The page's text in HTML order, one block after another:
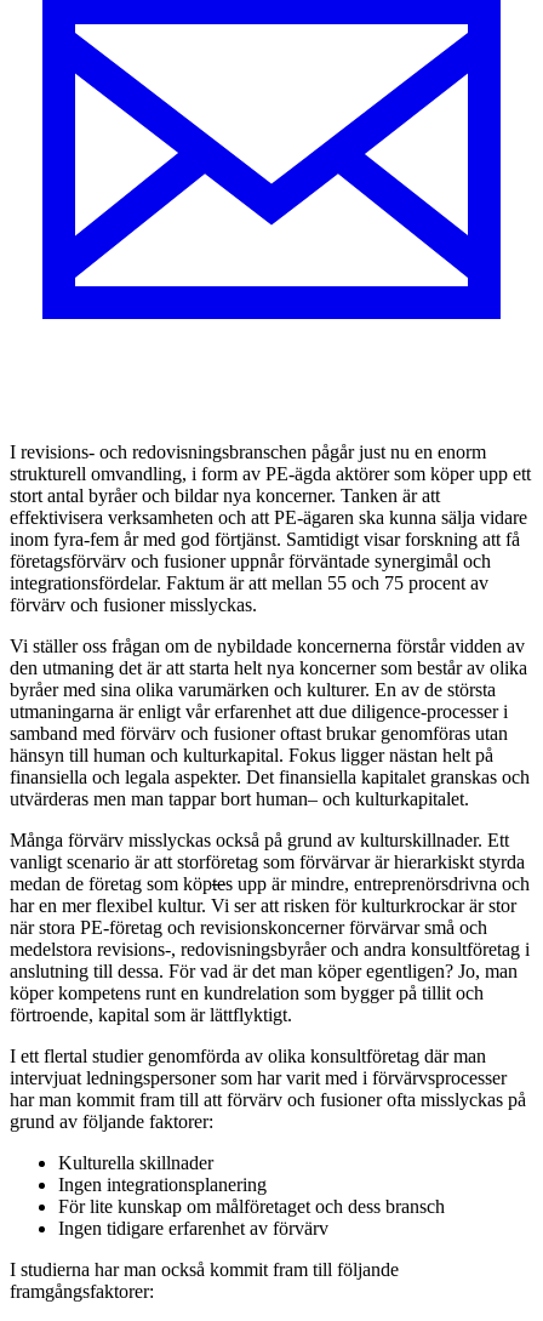
I revisions- och redovisningsbranschen pågår just nu en enorm
strukturell omvandling, i form av PE-ägda aktörer som köper upp ett
stort antal byråer och bildar nya koncerner. Tanken är att
effektivisera verksamheten och att PE-ägaren ska kunna sälja vidare
inom fyra-fem år med god förtjänst. Samtidigt visar forskning att få
företagsförvärv och fusioner uppnår förväntade synergimål och
integrationsfördelar. Faktum är att mellan 55 och 75 procent av
förvärv och fusioner misslyckas.
Vi ställer oss frågan om de nybildade koncernerna förstår vidden av
den utmaning det är att starta helt nya koncerner som består av olika
byråer med sina olika varumärken och kulturer. En av de största
utmaningarna är enligt vår erfarenhet att due diligence-processer i
samband med förvärv och fusioner oftast brukar genomföras utan
hänsyn till human och kulturkapital. Fokus ligger nästan helt på
finansiella och legala aspekter. Det finansiella kapitalet granskas och
utvärderas men man tappar bort human– och kulturkapitalet.
Många förvärv misslyckas också på grund av kulturskillnader. Ett
vanligt scenario är att storföretag som förvärvar är hierarkiskt styrda
medan de företag som köptes upp är mindre, entreprenörsdrivna och
har en mer flexibel kultur. Vi ser att risken för kulturkrockar är stor
när stora PE-företag och revisionskoncerner förvärvar små och
medelstora revisions-, redovisningsbyråer och andra konsultföretag i
anslutning till dessa. För vad är det man köper egentligen? Jo, man
köper kompetens runt en kundrelation som bygger på tillit och
förtroende, kapital som är lättflyktigt.
I ett flertal studier genomförda av olika konsultföretag där man
intervjuat ledningspersoner som har varit med i förvärvsprocesser
har man kommit fram till att förvärv och fusioner ofta misslyckas på
grund av följande faktorer:
Kulturella skillnader
Ingen integrationsplanering
För lite kunskap om målföretaget och dess bransch
Ingen tidigare erfarenhet av förvärv
I studierna har man också kommit fram till följande
framgångsfaktorer: